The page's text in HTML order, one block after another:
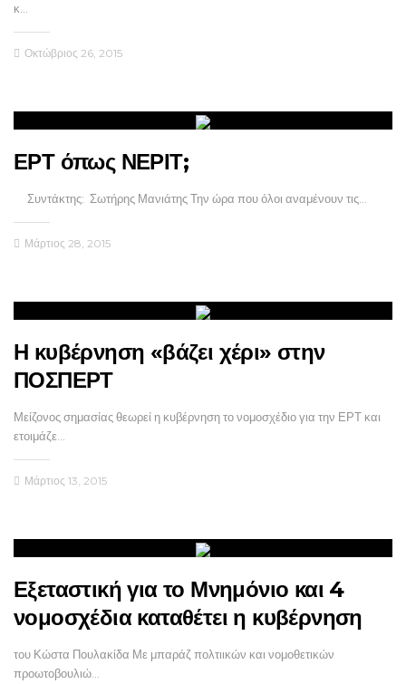
κ…
Οκτώβριος 26, 2015
ΕΡΤ όπως ΝΕΡΙΤ;
Συντάκτης: Σωτήρης Μανιάτης Την ώρα που όλοι αναμένουν τις…
Μάρτιος 28, 2015
Η κυβέρνηση «βάζει χέρι» στην
ΠΟΣΠΕΡΤ
Μείζονος σημασίας θεωρεί η κυβέρνηση το νομοσχέδιο για την ΕΡΤ και
ετοιμάζε…
Μάρτιος 13, 2015
Εξεταστική για το Μνημόνιο και 4
νομοσχέδια καταθέτει η κυβέρνηση
του Κώστα Πουλακίδα Με μπαράζ πολτιικών και νομοθετικών
προωτοβουλιώ…